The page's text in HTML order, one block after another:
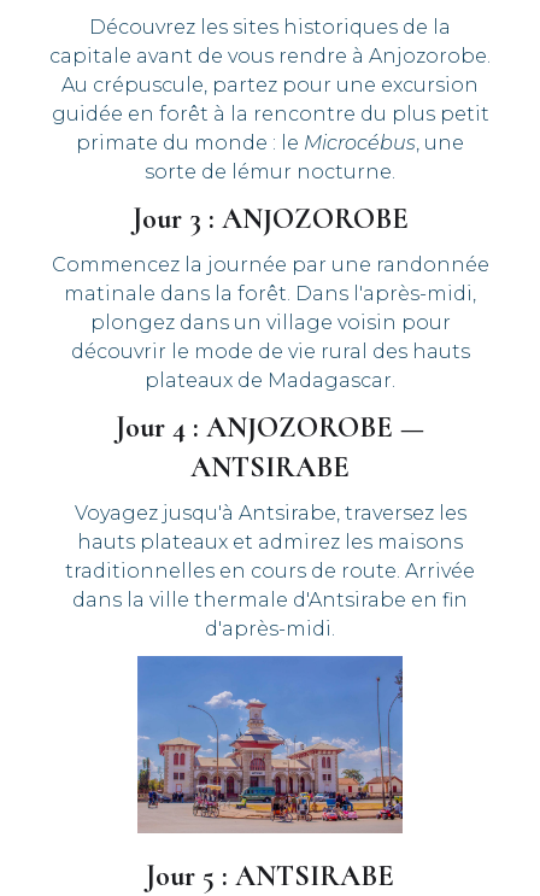
Découvrez les sites historiques de la
capitale avant de vous rendre à Anjozorobe.
Au crépuscule, partez pour une excursion
guidée en forêt à la rencontre du plus petit
primate du monde : le Microcébus, une
sorte de lémur nocturne.
Jour 3 : ANJOZOROBE
Commencez la journée par une randonnée
matinale dans la forêt. Dans l'après-midi,
plongez dans un village voisin pour
découvrir le mode de vie rural des hauts
plateaux de Madagascar.
Jour 4 : ANJOZOROBE —
ANTSIRABE
Voyagez jusqu'à Antsirabe, traversez les
hauts plateaux et admirez les maisons
traditionnelles en cours de route. Arrivée
dans la ville thermale d'Antsirabe en fin
d'après-midi.
Jour 5 : ANTSIRABE